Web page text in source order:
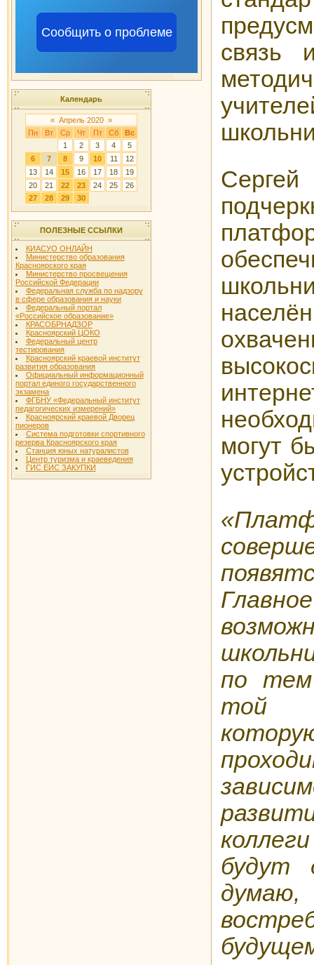
Сообщить о проблеме
Календарь
« Апрель 2020 »
Пн
Вт Ср Чт Пт Сб
Вс
1
2 3 4
5
6
7 8 9 10 11
12
13
14 15 16 17 18
19
20
21 22 23 24 25
26
27
28 29 30
ПОЛЕЗНЫЕ ССЫЛКИ
КИАСУО ОНЛАЙН
Министерство образования
Красноярского края
Министерство просвещения
Российской Федерации
Федеральная служба по надзору
в сфере образования и науки
Федеральный портал
«Российское образование»
КРАСОБРНАДЗОР
Красноярский ЦОКО
Федеральный центр
тестирования
Красноярский краевой институт
развития образования
Официальный информационный
портал единого государственного
экзамена
ФГБНУ «Федеральный институт
педагогических измерений»
Красноярский краевой Дворец
пионеров
Система подготовки спортивного
резерва Красноярского края
Станция юных натуралистов
Центр туризма и краеведения
ГИС ЕИС ЗАКУПКИ
связь
могут
по
той
будут